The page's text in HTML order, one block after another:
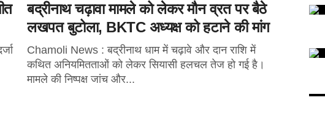
बद्रीनाथ चढ़ावा मामले को लेकर मौन व्रत पर बैठे
लखपत बुटोला, BKTC अध्यक्ष को हटाने की मांग
Chamoli News : बद्रीनाथ धाम में चढ़ावे और दान राशि में
कथित अनियमितताओं को लेकर सियासी हलचल तेज हो गई है।
मामले की निष्पक्ष जांच और...